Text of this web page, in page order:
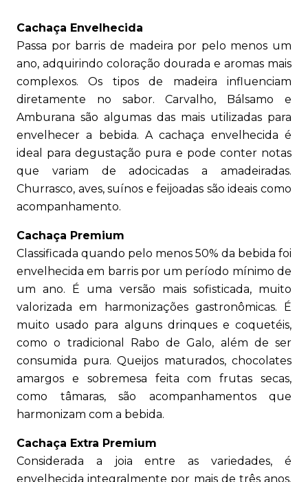
Cachaça Envelhecida
Passa por barris de madeira por pelo menos um
ano, adquirindo coloração dourada e aromas mais
complexos. Os tipos de madeira influenciam
diretamente no sabor. Carvalho, Bálsamo e
Amburana são algumas das mais utilizadas para
envelhecer a bebida. A cachaça envelhecida é
ideal para degustação pura e pode conter notas
que variam de adocicadas a amadeiradas.
Churrasco, aves, suínos e feijoadas são ideais como
acompanhamento.
Cachaça Premium
Classificada quando pelo menos 50% da bebida foi
envelhecida em barris por um período mínimo de
um ano. É uma versão mais sofisticada, muito
valorizada em harmonizações gastronômicas. É
muito usado para alguns drinques e coquetéis,
como o tradicional Rabo de Galo, além de ser
consumida pura. Queijos maturados, chocolates
amargos e sobremesa feita com frutas secas,
como tâmaras, são acompanhamentos que
harmonizam com a bebida.
Cachaça Extra Premium
Considerada a joia entre as variedades, é
envelhecida integralmente por mais de três anos.